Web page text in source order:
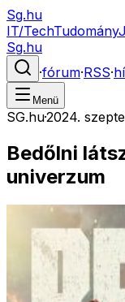
Sg.hu
IT/TechTudomány
Sg.hu
·fórum·RSS·
Menü
SG.hu·2024.
Bedőlni
univerzum